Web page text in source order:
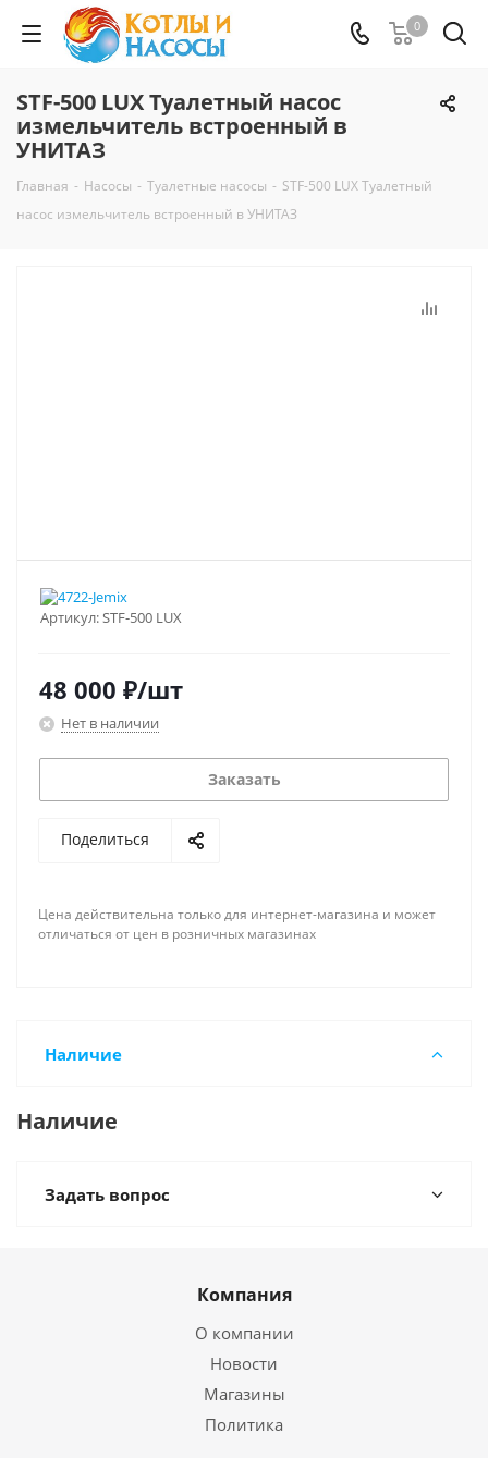
0
STF-500 LUX Туалетный насос
измельчитель встроенный в
УНИТАЗ
Главная - Насосы - Туалетные насосы - STF-500 LUX Туалетный
насос измельчитель встроенный в УНИТАЗ
Артикул:STF-500 LUX
48 000 ₽/шт
Нет в наличии
Заказать
Поделиться
Цена действительна только для интернет-магазина и может
отличаться от цен в розничных магазинах
Наличие
Наличие
Задать вопрос
Компания
О компании
Новости
Магазины
Политика